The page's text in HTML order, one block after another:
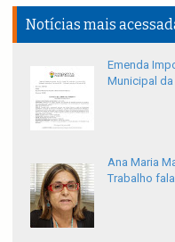
Notícias mais
Emenda
Municipal da
Ana Maria
Trabalho